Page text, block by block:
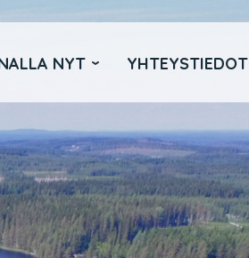
NYT YHTEYSTIEDOT